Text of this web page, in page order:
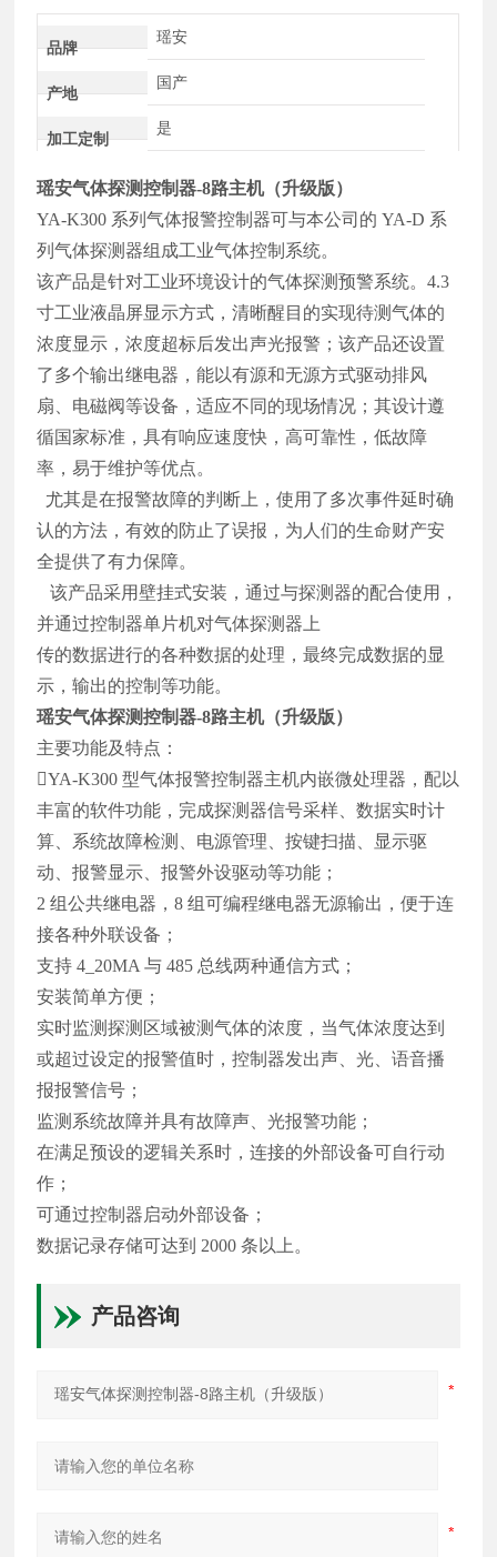
品牌
瑶安
产地
国产
加工定制
是
瑶安气体探测控制器-8路主机（升级版）
YA-K300 系列气体报警控制器可与本公司的 YA-D 系
列气体探测器组成工业气体控制系统。
该产品是针对工业环境设计的气体探测预警系统。4.3
寸工业液晶屏显示方式，清晰醒目的实现待测气体的
浓度显示，浓度超标后发出声光报警；该产品还设置
了多个输出继电器，能以有源和无源方式驱动排风
扇、电磁阀等设备，适应不同的现场情况；其设计遵
循国家标准，具有响应速度快，高可靠性，低故障
率，易于维护等优点。
尤其是在报警故障的判断上，使用了多次事件延时确
认的方法，有效的防止了误报，为人们的生命财产安
全提供了有力保障。
该产品采用壁挂式安装，通过与探测器的配合使用，
并通过控制器单片机对气体探测器上
传的数据进行的各种数据的处理，最终完成数据的显
示，输出的控制等功能。
瑶安气体探测控制器-8路主机（升级版）
主要功能及特点：
YA-K300 型气体报警控制器主机内嵌微处理器，配以
丰富的软件功能，完成探测器信号采样、数据实时计
算、系统故障检测、电源管理、按键扫描、显示驱
动、报警显示、报警外设驱动等功能；
2 组公共继电器，8 组可编程继电器无源输出，便于连
接各种外联设备；
支持 4_20MA 与 485 总线两种通信方式；
安装简单方便；
实时监测探测区域被测气体的浓度，当气体浓度达到
或超过设定的报警值时，控制器发出声、光、语音播
报报警信号；
监测系统故障并具有故障声、光报警功能；
在满足预设的逻辑关系时，连接的外部设备可自行动
作；
可通过控制器启动外部设备；
数据记录存储可达到 2000 条以上。
产品咨询